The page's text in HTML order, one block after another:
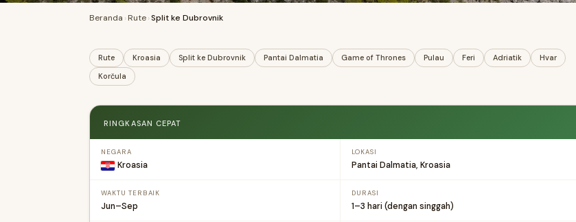
Beranda ›Rute›Split ke Dubrovnik
Rute Kroasia Split ke Dubrovnik Pantai Dalmatia Game of Thrones Pulau Feri Adriatik
Hvar
Korčula
RINGKASAN CEPAT
NEGARA
Kroasia
LOKASI
Pantai Dalmatia, Kroasia
WAKTU TERBAIK
Jun–Sep
DURASI
1–3 hari (dengan singgah)